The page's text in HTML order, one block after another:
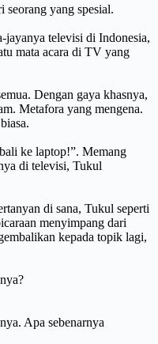
seorang yang spesial.
jayanya televisi di Indonesia,
mata acara di TV yang
Dengan gaya khasnya,
Metafora yang mengena.
ke laptop!”. Memang
di televisi, Tukul
di sana, Tukul seperti
menyimpang dari
kepada topik lagi,
Apa sebenarnya